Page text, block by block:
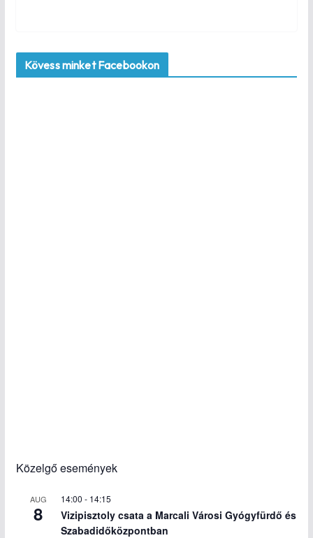
Kövess minket Facebookon
Közelgő események
AUG
8
14:00 - 14:15
Vizipisztoly csata a Marcali Városi Gyógyfürdő és
Szabadidőközpontban